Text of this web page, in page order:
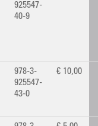
925547-
40-9
978-3-
925547-
43-0
€ 10,00